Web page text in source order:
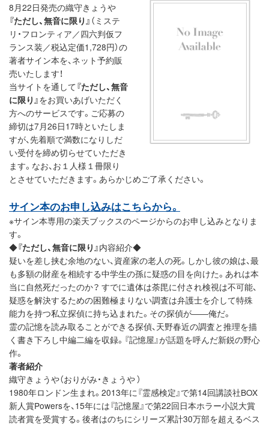
8月22日発売の織守きょうや
『ただし、無音に限り』 （ミステ
リ・フロンティア／四六判仮フ
ランス装／税込定価1,728円）の
著者サイン本を、ネット予約販
売いたします！
当サイトを通して『ただし、無音
に限り』をお買いあげいただく
方へのサービスです。ご応募の
締切は7月26日17時といたしま
すが、先着順で満数になりしだ
い受付を締め切らせていただき
ます。なお、お１人様１冊限り
とさせていただきます。あらかじめご了承ください。
サイン本のお申し込みはこちらから。
※サイン本専用の楽天ブックスのページからのお申し込みとなりま
す。
◆『ただし、無音に限り』内容紹介◆
疑いを差し挟む余地のない、資産家の老人の死。しかし彼の娘は、最
も多額の財産を相続する中学生の孫に疑惑の目を向けた。あれは本
当に自然死だったのか？ すでに遺体は荼毘に付され検視は不可能、
疑惑を解決するための困難極まりない調査は弁護士を介して特殊
能力を持つ私立探偵に持ち込まれた。その探偵が――俺だ。
霊の記憶を読み取ることができる探偵、天野春近の調査と推理を描
く書き下ろし中編二編を収録。『記憶屋』が話題を呼んだ新鋭の野心
作。
著者紹介
織守きょうや（おりがみ・きょうや ）
1980年ロンドン生まれ。2013年に『霊感検定』で第14回講談社BOX
新人賞Powersを、15年には『記憶屋』で第22回日本ホラー小説大賞
読者賞を受賞する。後者はのちにシリーズ累計30万部を超えるベス